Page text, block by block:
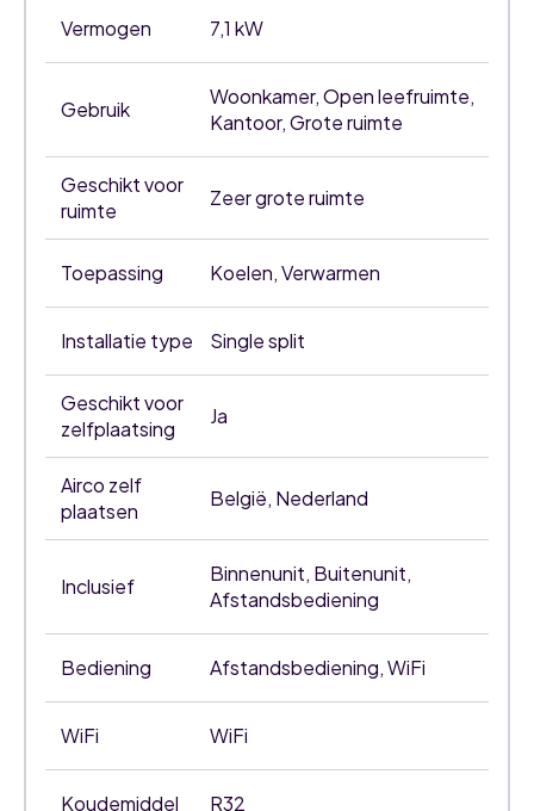
Vermogen 7,1 kW
Gebruik
Woonkamer, Open leefruimte,
Kantoor, Grote ruimte
Geschikt voor
ruimte
Zeer grote ruimte
Toepassing Koelen, Verwarmen
Installatie type Single split
Geschikt voor
zelfplaatsing
Ja
Airco zelf
plaatsen
België, Nederland
Inclusief
Binnenunit, Buitenunit,
Afstandsbediening
Bediening Afstandsbediening, WiFi
WiFi WiFi
Koudemiddel R32